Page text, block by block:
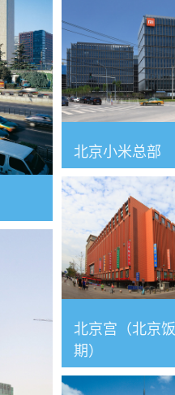
北京小米总部
北京宫（北京
期）